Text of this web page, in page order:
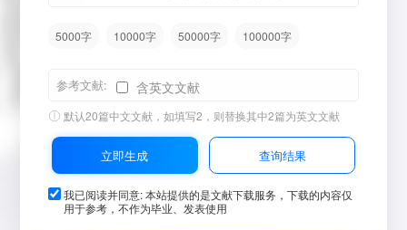
5000字 10000字 50000字 100000字
参考文献: 含英文文献
默认20篇中文文献，如填写2，则替换其中2篇为英文文献
立即生成 查询结果
我已阅读并同意: 本站提供的是文献下载服务，下载的内容仅
用于参考，不作为毕业、发表使用
8分钟前论文《广东省**********》生成成功
13分钟前论文《沥青与**********》生成成功
5分钟前论文《刷式密**********》生成成功